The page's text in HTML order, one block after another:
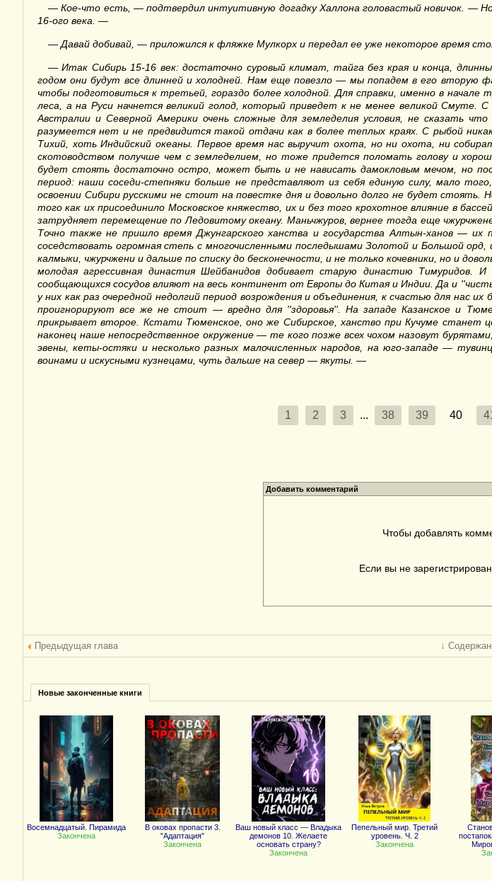
—Кое-что есть, — подтвердил интуитивную догадку Халлона головастый новичок. —
16-ого века. —
— Давай добивай, — приложился к фляжке Мулкорх и передал ее уже некоторое время
—Итак Сибирь 15-16 век: достаточно суровый климат, тайга без края и конца,
годом они будут все длинней и холодней. Нам еще повезло — мы попадем в его вторую
чтобы подготовиться к третьей, гораздо более холодной. Для справки, именно в
леса, а на Руси начнется великий голод, который приведет к не менее великой Смуте.
Австралии и Северной Америки очень сложные для земледелия условия, не сказать
разумеется нет и не предвидится такой отдачи как в более теплых краях. С рыбой
Тихий, хоть Индийский океаны. Первое время нас выручит охота, но ни охота, ни
скотоводством получше чем с земледелием, но тоже придется поломать голову и
будет стоять достаточно остро, может быть и не нависать дамокловым мечом, но
период: наши соседи-степняки больше не представляют из себя единую силу, мало
освоении Сибири русскими не стоит на повестке дня и довольно долго не будет
того как их присоединило Московское княжество, их и без того крохотное влияние в
затрудняет перемещение по Ледовитому океану. Маньчжуров, вернее тогда еще
Точно также не пришло время Джунгарского ханства и государства Алтын-ханов —
соседствовать огромная степь с многочисленными последышами Золотой и Большой
калмыки, чжурчжени и дальше по списку до бесконечности, и не только кочевники, но и
молодая агрессивная династия Шейбанидов добивает старую династию
сообщающихся сосудов влияют на весь континент от Европы до Китая и Индии. Да и ''
у них как раз очередной недолгий период возрождения и объединения, к счастью для
проигнорируют все же не стоит — вредно для ''здоровья''.
На западе Казанское и
прикрывает второе. Кстати Тюменское, оно же Сибирское, ханство при Кучуме
наконец наше непосредственное окружение — те кого позже всех чохом назовут
эвены, кеты-остяки и несколько разных малочисленных народов, на юго-западе —
воинами и искусными кузнецами, чуть дальше на север — якуты. —
1 2 3 ... 38 39 40
Добавить комментарий
Чтобы добавлять
Если вы не
Предыдущая глава ↓
Новые законченные книги
Восемнадцатый. Пирамида
Закончена
В оковах пропасти 3.
"Адаптация"
Закончена
Ваш новый класс — Владыка
демонов 10. Желаете
основать страну?
Закончена
Пепельный мир. Третий
уровень. Ч. 2
Закончена